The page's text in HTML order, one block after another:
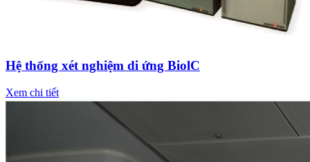
Hệ thống xét nghiệm di ứng BiolC
Xem chi tiết